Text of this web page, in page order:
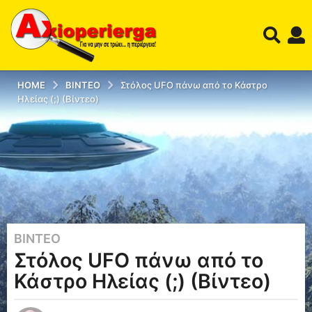
HOME ΒΊΝΤΕΟ
Στόλος UFO πάνω από το Κάστρο
Ηλείας (;) (Βίντεο)
1
2
έ
τ
ΒΊΝΤΕΟ
Στόλος UFO πάνω από το
Κάστρο Ηλείας (;) (Βίντεο)